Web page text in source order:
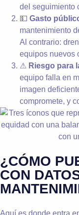
del seguimiento
💵 Gasto
mantenimiento
Al contrario:
equipos nuevos
⚠ Riesgo para
equipo falla en
imagen
compromete, y
¿CÓMO
CON